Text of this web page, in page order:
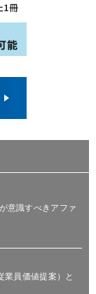
意識すべきアファ
業員価値提案）と